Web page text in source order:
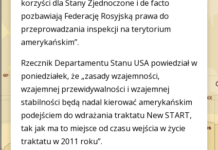
korzyści dla Stany Zjednoczone i de facto
pozbawiają Federację Rosyjską prawa do
przeprowadzania inspekcji na terytorium
amerykańskim”.
Rzecznik Departamentu Stanu USA powiedział w
poniedziałek, że „zasady wzajemności,
wzajemnej przewidywalności i wzajemnej
stabilności będą nadal kierować amerykańskim
podejściem do wdrażania traktatu New START,
tak jak ma to miejsce od czasu wejścia w życie
traktatu w 2011 roku”.